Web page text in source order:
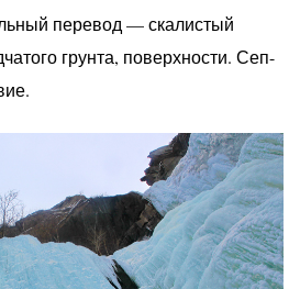
перевод — скалистый
грунта, поверхности. Сеп-